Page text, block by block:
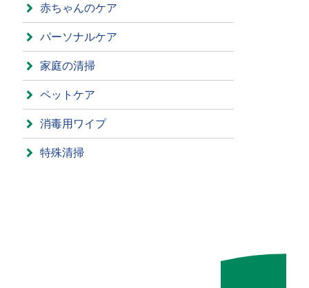
赤ちゃんのケア
パーソナルケア
家庭の清掃
ペットケア
消毒用ワイプ
特殊清掃